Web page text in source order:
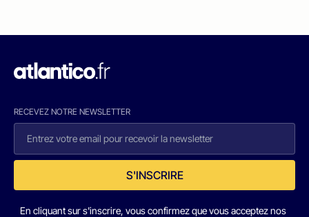
RECEVEZ NOTRE NEWSLETTER
S'INSCRIRE
En cliquant sur s'inscrire, vous confirmez que vous acceptez nos